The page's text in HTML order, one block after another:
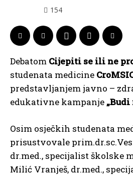
154
Debatom Cijepiti se ili ne
studenata medicine
predstavljanjem javno –
edukativne kampanje
Osim osječkih studenata
prisustvovale
dr.med., specijalist školske
Milić Vranješ, dr.med.,